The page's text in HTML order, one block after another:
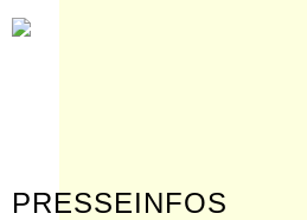
kontakt
PRESSEINFOS